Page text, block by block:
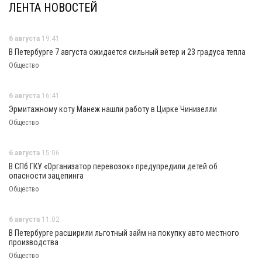
ЛЕНТА НОВОСТЕЙ
6 августа 19:41
В Петербурге 7 августа ожидается сильный ветер и 23 градуса тепла
Общество
6 августа 16:41
Эрмитажному коту Манеж нашли работу в Цирке Чинизелли
Общество
6 августа 15:06
В СПб ГКУ «Организатор перевозок» предупредили детей об
опасности зацепинга
Общество
6 августа 11:02
В Петербурге расширили льготный займ на покупку авто местного
производства
Общество